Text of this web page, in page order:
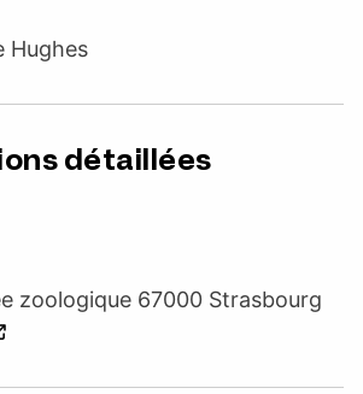
Hughes
détaillées
zoologique 67000 Strasbourg